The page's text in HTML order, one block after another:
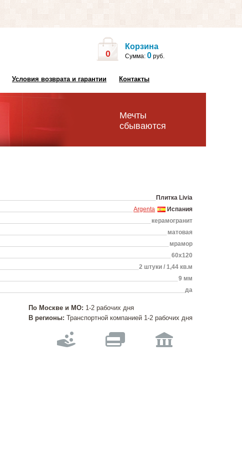
0
Корзина
Сумма: 0 руб.
Условия возврата и гарантии Контакты
Мечты
сбываются
Плитка Livia
Испания
Argenta
керамогранит
матовая
мрамор
60х120
2 штуки / 1,44 кв.м
9 мм
да
По Москве и МО: 1-2 рабочих дня
В регионы: Транспортной компанией 1-2 рабочих дня